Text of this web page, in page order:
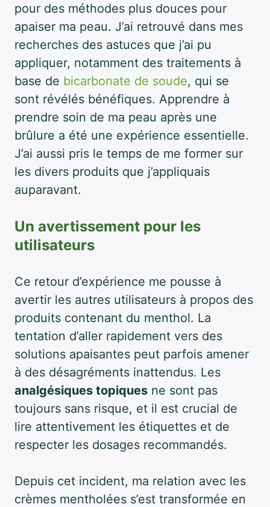
pour des méthodes plus douces pour
apaiser ma peau. J’ai retrouvé dans mes
recherches des astuces que j’ai pu
appliquer, notamment des traitements à
base de bicarbonate de soude, qui se
sont révélés bénéfiques. Apprendre à
prendre soin de ma peau après une
brûlure a été une expérience essentielle.
J’ai aussi pris le temps de me former sur
les divers produits que j’appliquais
auparavant.
Un avertissement pour les
utilisateurs
Ce retour d’expérience me pousse à
avertir les autres utilisateurs à propos des
produits contenant du menthol. La
tentation d’aller rapidement vers des
solutions apaisantes peut parfois amener
à des désagréments inattendus. Les
analgésiques topiques ne sont pas
toujours sans risque, et il est crucial de
lire attentivement les étiquettes et de
respecter les dosages recommandés.
Depuis cet incident, ma relation avec les
crèmes mentholées s’est transformée en